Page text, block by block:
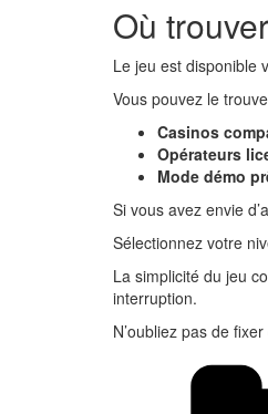
Où
Le jeu est disponible
Vous pouvez le
Casinos
Opérateurs
Mode démo
Si vous avez envie
Sélectionnez votre
La simplicité du jeu
interruption.
N’oubliez pas de